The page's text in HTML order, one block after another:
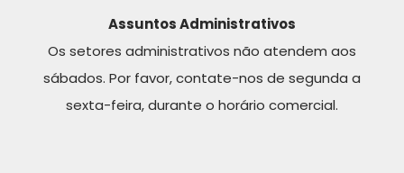
Assuntos Administrativos
Os setores administrativos não atendem aos
sábados. Por favor, contate-nos de segunda a
sexta-feira, durante o horário comercial.